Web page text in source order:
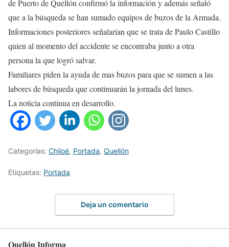
de Puerto de Quellón confirmó la información y además señaló
que a la búsqueda se han sumado equipos de buzos de la Armada.
Informaciones posteriores señalarían que se trata de Paulo Castillo
quien al momento del accidente se encontraba junto a otra
persona la que logró salvar.
Familiares piden la ayuda de mas buzos para que se sumen a las
labores de búsqueda que continuarán la jornada del lunes.
La noticia continua en desarrollo.
Categorías: Chiloé, Portada, Quellón
Etiquetas: Portada
Deja un comentario
Quellón Informa